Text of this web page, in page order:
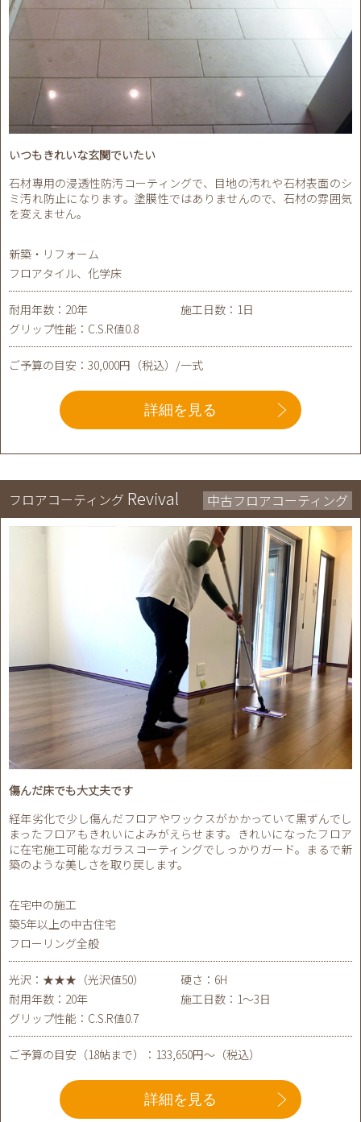
いつもきれいな玄関でいたい
石材専用の浸透性防汚コーティングで、目地の汚れや石材表面のシ
ミ汚れ防止になります。塗膜性ではありませんので、石材の雰囲気
を変えません。
新築・リフォーム
フロアタイル、化学床
耐用年数：20年
施工日数：1日
グリップ性能：C.S.R値0.8
ご予算の目安：30,000円（税込）/一式
詳細を見る
フロアコーティング Revival 中古フロアコーティング
傷んだ床でも大丈夫です
経年劣化で少し傷んだフロアやワックスがかかっていて黒ずんでし
まったフロアもきれいによみがえらせます。きれいになったフロア
に在宅施工可能なガラスコーティングでしっかりガード。まるで新
築のような美しさを取り戻します。
在宅中の施工
築5年以上の中古住宅
フローリング全般
光沢：★★★（光沢値50）
硬さ：6H
耐用年数：20年
施工日数：1～3日
グリップ性能：C.S.R値0.7
ご予算の目安（18帖まで）：133,650円～（税込）
詳細を見る